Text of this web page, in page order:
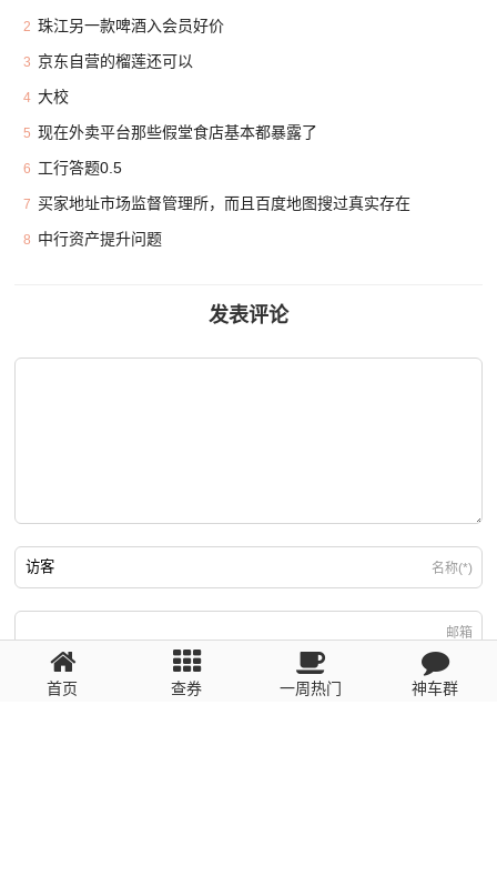
2 珠江另一款啤酒入会员好价
3 京东自营的榴莲还可以
4 大校
5 现在外卖平台那些假堂食店基本都暴露了
6 工行答题0.5
7 买家地址市场监督管理所，而且百度地图搜过真实存在
8 中行资产提升问题
发表评论
名称(*)
邮箱
回复需填写必要信息
首页 查券 一周热门 神车群